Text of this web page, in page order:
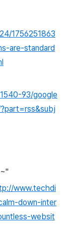
1756251863
are-standard
93/google
www.techdi
down-inter
websit